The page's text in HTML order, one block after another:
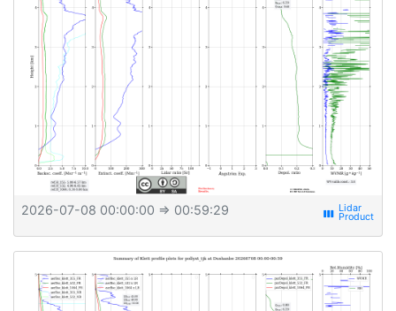
2026-07-08 00:00:00 ⇒ 00:59:29 view_week